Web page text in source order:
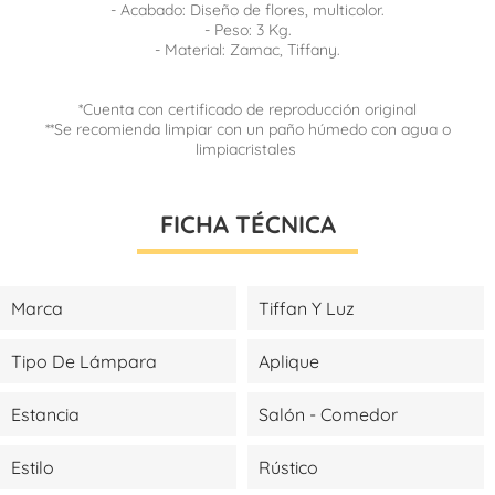
- Acabado: Diseño de flores, multicolor.
- Peso: 3 Kg.
- Material: Zamac, Tiffany.
*Cuenta con certificado de reproducción original
**Se recomienda limpiar con un paño húmedo con agua o
limpiacristales
FICHA TÉCNICA
Marca Tiffan Y Luz
Tipo De Lámpara Aplique
Estancia Salón - Comedor
Estilo Rústico